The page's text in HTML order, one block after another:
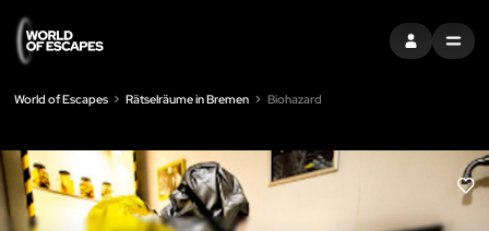
EINTRAGEN
MENU
World of Escapes Rätselräume in Bremen Biohazard
LIKE